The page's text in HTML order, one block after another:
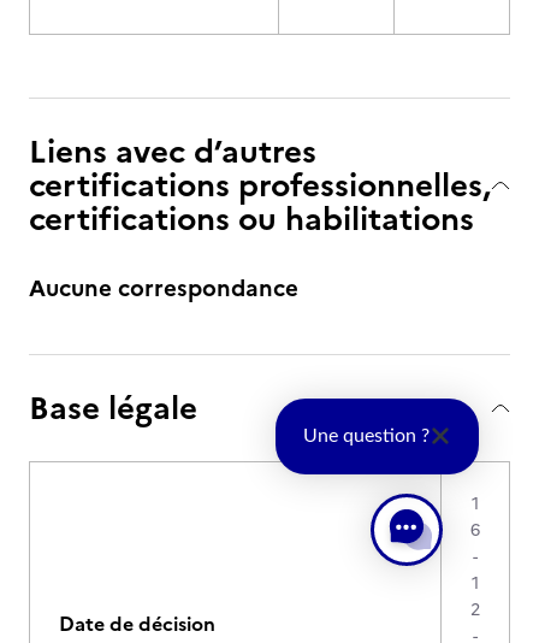
Liens avec d’autres
certifications professionnelles,
certifications ou habilitations
Aucune correspondance
Base légale
Date de décision
1
6
-
1
2
-
Une question ?